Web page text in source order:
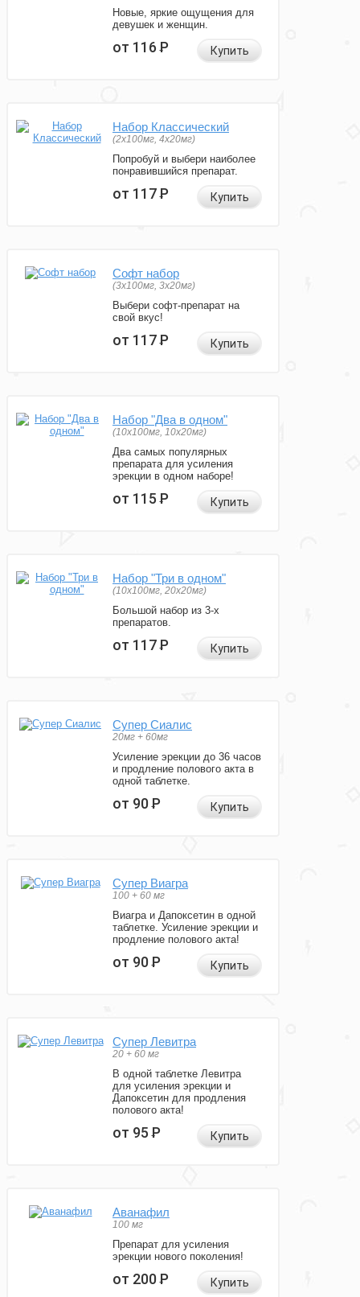
Новые, яркие ощущения для
девушек и женщин.
от 116Р Купить
Набор Классический
(2x100мг, 4x20мг)
Попробуй и выбери наиболее
понравившийся препарат.
от 117Р Купить
Софт набор
(3x100мг, 3x20мг)
Выбери софт-препарат на
свой вкус!
от 117Р Купить
Набор "Два в одном"
(10x100мг, 10x20мг)
Два самых популярных
препарата для усиления
эрекции в одном наборе!
от 115Р Купить
Набор "Три в одном"
(10x100мг, 20x20мг)
Большой набор из 3-х
препаратов.
от 117Р Купить
Супер Сиалис
20мг + 60мг
Усиление эрекции до 36 часов
и продление полового акта в
одной таблетке.
от 90Р Купить
Супер Виагра
100 + 60 мг
Виагра и Дапоксетин в одной
таблетке. Усиление эрекции и
продление полового акта!
от 90Р Купить
Супер Левитра
20 + 60 мг
В одной таблетке Левитра
для усиления эрекции и
Дапоксетин для продления
полового акта!
от 95Р Купить
Аванафил
100 мг
Препарат для усиления
эрекции нового поколения!
от 200Р Купить